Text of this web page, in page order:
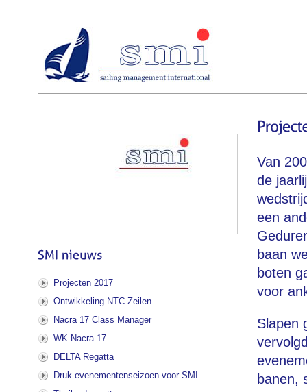
Projecten 2017
Ontwikkeling NTC Zeilen
Nacra 17 Class Manager
WK Nacra 17
DELTA Regatta
Druk evenementenseizoen voor SMI
Van
de
een
baan
boten
voor
Slapen
banen,